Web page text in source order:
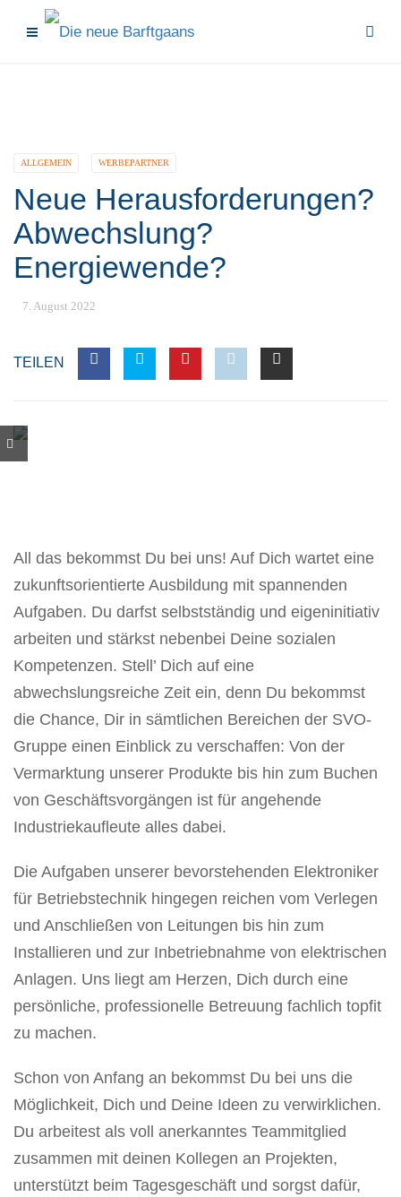
ALLGEMEIN WERBEPARTNER
Neue Herausforderungen?
Abwechslung?
Energiewende?
7. August 2022
TEILEN
All das bekommst Du bei uns! Auf Dich wartet eine
zukunftsorientierte Ausbildung mit spannenden
Aufgaben. Du darfst selbstständig und eigeninitiativ
arbeiten und stärkst nebenbei Deine sozialen
Kompetenzen. Stell’ Dich auf eine
abwechslungsreiche Zeit ein, denn Du bekommst
die Chance, Dir in sämtlichen Bereichen der SVO-
Gruppe einen Einblick zu verschaffen: Von der
Vermarktung unserer Produkte bis hin zum Buchen
von Geschäftsvorgängen ist für angehende
Industriekaufleute alles dabei.
Die Aufgaben unserer bevorstehenden Elektroniker
für Betriebstechnik hingegen reichen vom Verlegen
und Anschließen von Leitungen bis hin zum
Installieren und zur Inbetriebnahme von elektrischen
Anlagen. Uns liegt am Herzen, Dich durch eine
persönliche, professionelle Betreuung fachlich topfit
zu machen.
Schon von Anfang an bekommst Du bei uns die
Möglichkeit, Dich und Deine Ideen zu verwirklichen.
Du arbeitest als voll anerkanntes Teammitglied
zusammen mit deinen Kollegen an Projekten,
unterstützt beim Tagesgeschäft und sorgst dafür,